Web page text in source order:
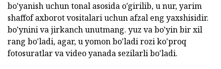
bo'yanish uchun tonal asosida o'girilib, u nur, yarim
shaffof axborot vositalari uchun afzal eng yaxshisidir.
bo'ynini va jirkanch unutmang. yuz va bo'yin bir xil
rang bo'ladi, agar, u yomon bo'ladi rozi ko'proq
fotosuratlar va video yanada sezilarli bo'ladi.